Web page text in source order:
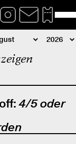
4/5 oder